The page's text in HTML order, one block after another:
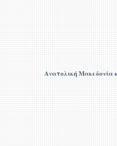
Ανατολική Μακεδονία